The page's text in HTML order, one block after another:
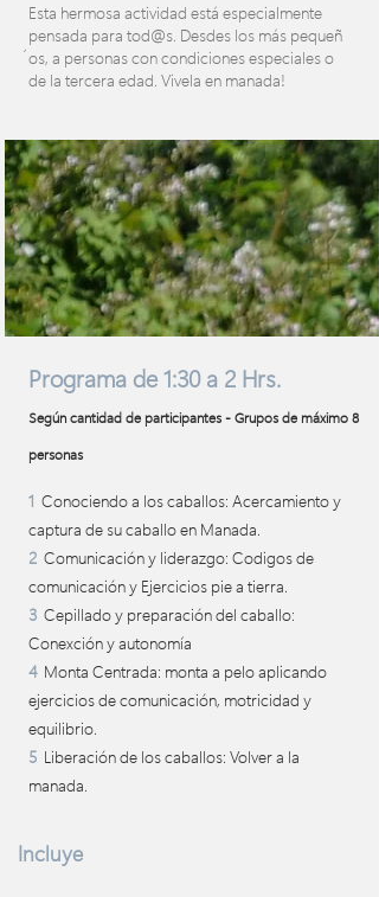
Esta hermosa actividad está especialmente
pensada para tod@s. Desdes los más pequeñ
´os, a personas con condiciones especiales o
de la tercera edad. Vivela en manada!
Programa de 1:30 a 2 Hrs.
Según cantidad de participantes - Grupos de máximo 8
personas
1 Conociendo a los caballos: Acercamiento y
captura de su caballo en Manada.
2 Comunicación y liderazgo: Codigos de
comunicación y Ejercicios pie a tierra.
3 Cepillado y preparación del caballo:
Conexción y autonomía
4 Monta Centrada: monta a pelo aplicando
ejercicios de comunicación, motricidad y
equilibrio.
5 Liberación de los caballos: Volver a la
manada.
Incluye